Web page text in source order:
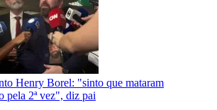
Henry Borel: "sinto que mataram
pela 2ª vez", diz pai